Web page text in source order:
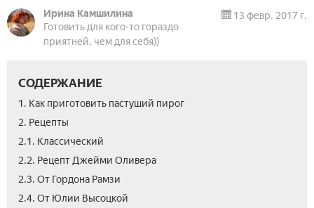
Ирина Камшилина
Готовить для кого-то гораздо
приятней, чем для себя))
13 февр. 2017 г.
СОДЕРЖАНИЕ
1. Как приготовить пастуший пирог
2. Рецепты
2.1. Классический
2.2. Рецепт Джейми Оливера
2.3. От Гордона Рамзи
2.4. От Юлии Высоцкой